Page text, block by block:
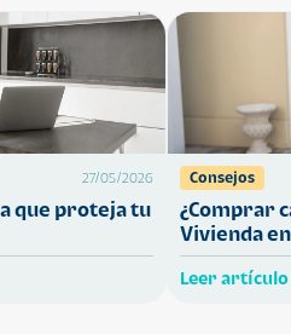
27/05/2026
que proteja tu
Consejos
¿Comprar
Vivienda
Leer